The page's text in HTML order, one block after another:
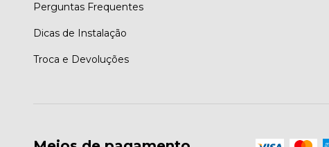
Perguntas Frequentes
Dicas de Instalação
Troca e Devoluções